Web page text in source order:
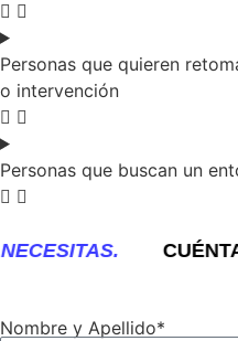
Personas que quieren
o intervención
Personas que buscan un
Nombre y Apellido*